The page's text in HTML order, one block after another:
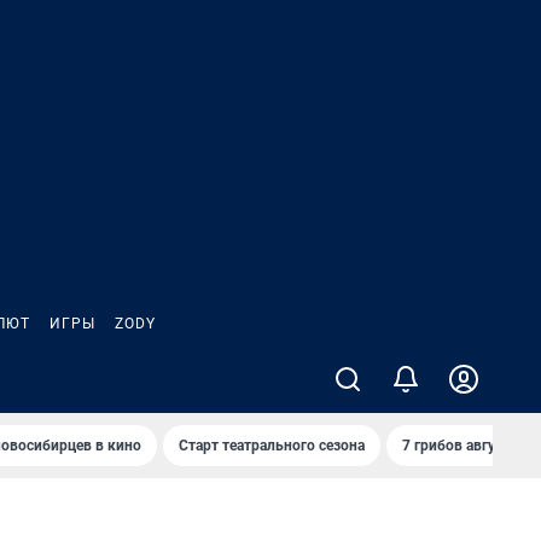
ИГРЫ ZODY
в кино Старт театрального сезона 7 грибов августа